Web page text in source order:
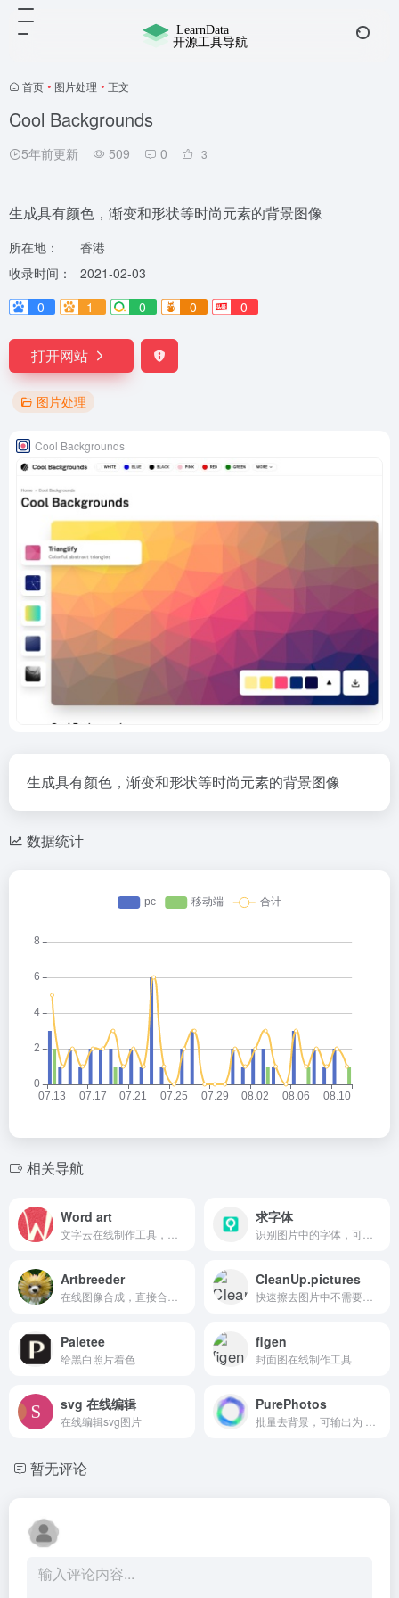
首页 • 图片处理 • 正文
Cool Backgrounds
5年前更新 509 0 3
生成具有颜色，渐变和形状等时尚元素的背景图像
所在地：
香港
收录时间：
2021-02-03
0
1- 0 0 0
打开网站
图片处理
Cool Backgrounds
生成具有颜色，渐变和形状等时尚元素的背景图像
数据统计
相关导航
Word art 求字体
Artbreeder CleanUp.pictures
Paletee
给黑白照片着色
figen
封面图在线制作工具
svg 在线编辑
在线编辑svg图片
PurePhotos
暂无评论